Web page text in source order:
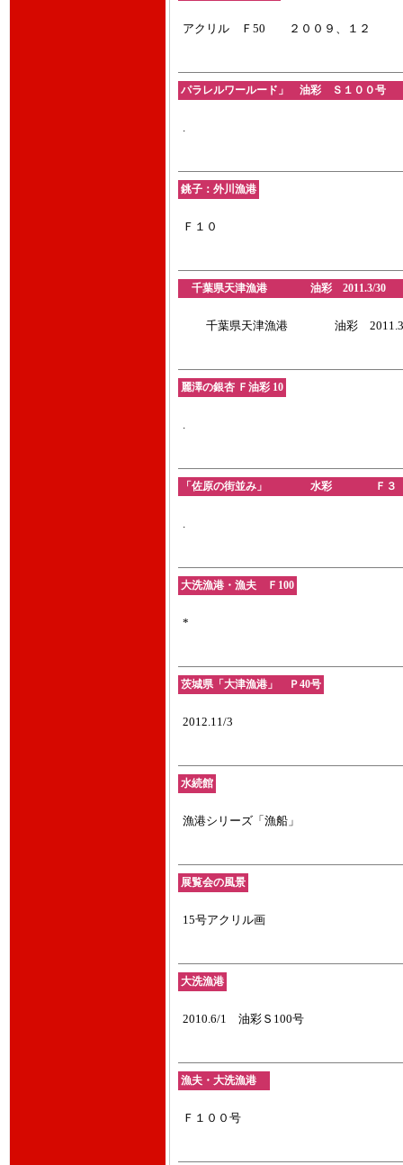
アクリル Ｆ50 ２００９、１２
パラレルワールード」 油彩 Ｓ１００号
.
銚子：外川漁港
Ｆ１０
千葉県天津漁港 油彩 2011.3/
千葉県天津漁港 油彩
麗澤の銀杏 Ｆ油彩 10
.
「佐原の街並み」 水彩 Ｆ３
.
大洗漁港・漁夫 Ｆ100
*
茨城県「大津漁港」 Ｐ40号
2012.11/3
水続館
漁港シリーズ「漁船」
展覧会の風景
15号アクリル画
大洗漁港
2010.6/1 油彩Ｓ100号
漁夫・大洗漁港
Ｆ１００号